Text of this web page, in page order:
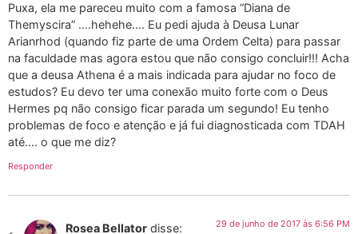
Puxa, ela me pareceu muito com a famosa “Diana de
Themyscira” ….hehehe…. Eu pedi ajuda à Deusa Lunar
Arianrhod (quando fiz parte de uma Ordem Celta) para passar
na faculdade mas agora estou que não consigo concluir!!! Acha
que a deusa Athena é a mais indicada para ajudar no foco de
estudos? Eu devo ter uma conexão muito forte com o Deus
Hermes pq não consigo ficar parada um segundo! Eu tenho
problemas de foco e atenção e já fui diagnosticada com TDAH
até…. o que me diz?
Responder
Rosea Bellator disse: 29 de junho de 2017 às 6:56 PM